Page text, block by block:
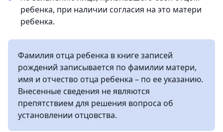
ребенка, при наличии согласия на это матери
ребенка.
Фамилия отца ребенка в книге записей
рождений записывается по фамилии матери,
имя и отчество отца ребенка – по ее указанию.
Внесенные сведения не являются
препятствием для решения вопроса об
установлении отцовства.